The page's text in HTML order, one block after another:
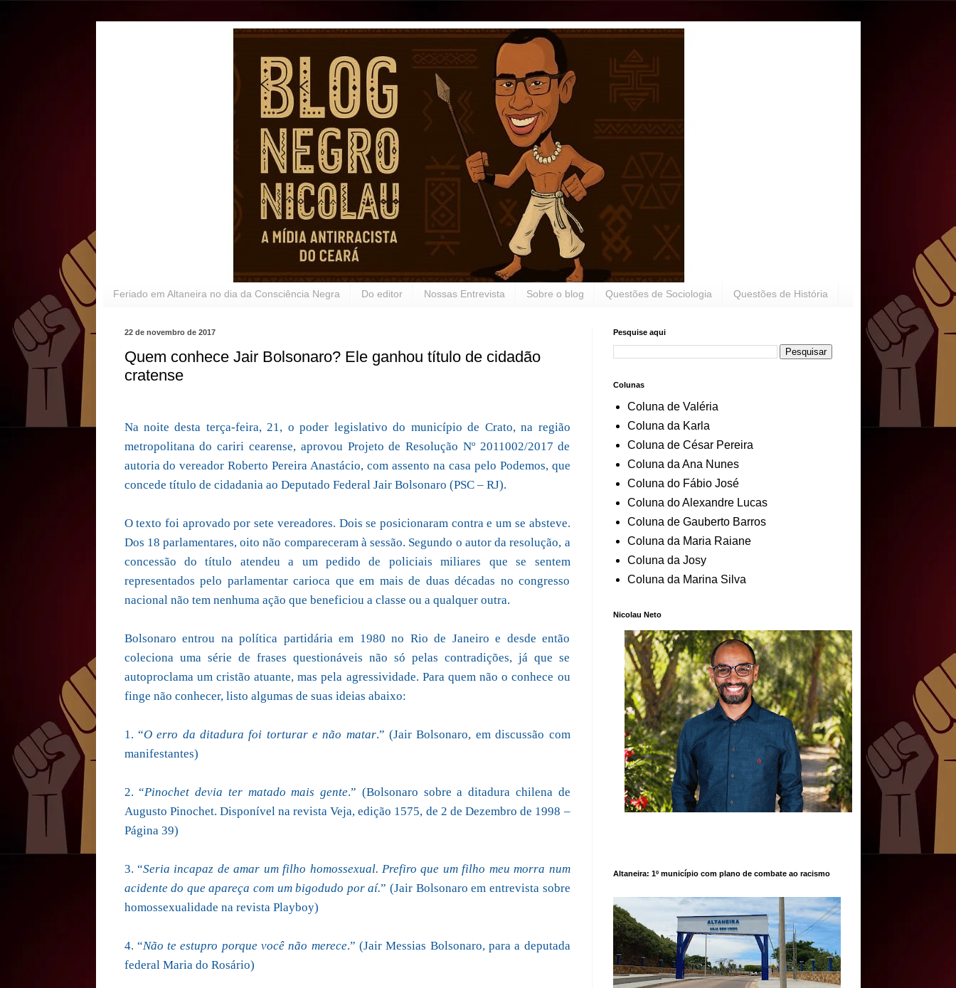
Feriado em Altaneira no dia da Consciência Negra Do editor Nossas Entrevista Sobre o blog Questões de Sociologia Questões de História
22 de novembro de 2017
Quem conhece Jair Bolsonaro? Ele ganhou título de cidadão
cratense
Na noite desta terça-feira, 21, o poder legislativo do município de Crato, na região
metropolitana do cariri cearense, aprovou Projeto de Resolução Nº 2011002/2017 de
autoria do vereador Roberto Pereira Anastácio, com assento na casa pelo Podemos, que
concede título de cidadania ao Deputado Federal Jair Bolsonaro (PSC – RJ).
O texto foi aprovado por sete vereadores. Dois se posicionaram contra e um se absteve.
Dos 18 parlamentares, oito não compareceram à sessão. Segundo o autor da resolução, a
concessão do título atendeu a um pedido de policiais miliares que se sentem
representados pelo parlamentar carioca que em mais de duas décadas no congresso
nacional não tem nenhuma ação que beneficiou a classe ou a qualquer outra.
Bolsonaro entrou na política partidária em 1980 no Rio de Janeiro e desde então
coleciona uma série de frases questionáveis não só pelas contradições, já que se
autoproclama um cristão atuante, mas pela agressividade. Para quem não o conhece ou
finge não conhecer, listo algumas de suas ideias abaixo:
1. “O erro da ditadura foi torturar e não matar.” (Jair Bolsonaro, em discussão com
manifestantes)
2. “Pinochet devia ter matado mais gente.” (Bolsonaro sobre a ditadura chilena de
Augusto Pinochet. Disponível na revista Veja, edição 1575, de 2 de Dezembro de 1998 –
Página 39)
3. “Seria incapaz de amar um filho homossexual. Prefiro que um filho meu morra num
acidente do que apareça com um bigodudo por aí.” (Jair Bolsonaro em entrevista sobre
homossexualidade na revista Playboy)
4. “Não te estupro porque você não merece.” (Jair Messias Bolsonaro, para a deputada
federal Maria do Rosário)
Pesquise aqui
Colunas
Coluna de Valéria
Coluna da Karla
Coluna de César Pereira
Coluna da Ana Nunes
Coluna do Fábio José
Coluna do Alexandre Lucas
Coluna de Gauberto Barros
Coluna da Maria Raiane
Coluna da Josy
Coluna da Marina Silva
Nicolau Neto
Altaneira: 1º município com plano de combate ao racismo